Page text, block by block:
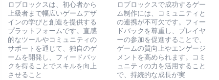
ロブロックスは、初心者から
上級者まで幅広いゲームデザ
インの学びと創造を提供する
プラットフォームです。直感
的なツールやコミュニティの
サポートを通じて、独自のゲ
ームを開発し、フィードバッ
クを得ることでスキルを向上
させること
ロブロックスで成功するゲー
ム制作には、コミュニティと
の連携が不可欠です。フィー
ドバックを尊重し、プレイヤ
ーの参加を促進することで、
ゲームの質向上やエンゲージ
メントを高められます。コミ
ュニティの力を活用すること
で、持続的な成長が実